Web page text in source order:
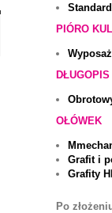
PIÓRO
DŁUGOPIS
OŁÓWEK
Grafit i
Grafity
Po